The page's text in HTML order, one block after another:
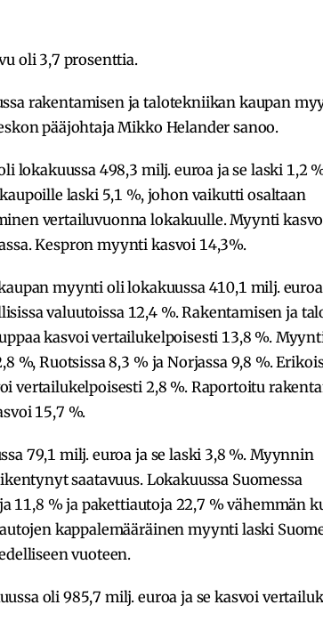
oli 3,7 prosenttia.
rakentamisen ja talotekniikan kaupan
pääjohtaja Mikko Helander sanoo.
lokakuussa 498,3 milj. euroa ja se laski 1,2
laski 5,1 %, johon vaikutti osaltaan
vertailuvuonna lokakuulle. Myynti
Kespron myynti kasvoi 14,3%.
myynti oli lokakuussa 410,1 milj. euroa
valuutoissa 12,4 %. Rakentamisen ja
kasvoi vertailukelpoisesti 13,8 %.
%, Ruotsissa 8,3 % ja Norjassa 9,8 %.
vertailukelpoisesti 2,8 %. Raportoitu
15,7 %.
79,1 milj. euroa ja se laski 3,8 %. Myynnin
saatavuus. Lokakuussa Suomessa
11,8 % ja pakettiautoja 22,7 % vähemmän
kappalemääräinen myynti laski
vuoteen.
oli 985,7 milj. euroa ja se kasvoi